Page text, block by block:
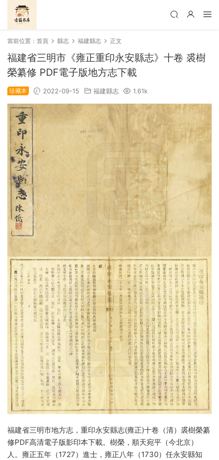
當前位置： 首頁 縣志 福建縣志 正文
福建省三明市《雍正重印永安縣志》十卷 裘樹
榮纂修 PDF電子版地方志下載
珍藏本 2022-09-15 福建縣志 1.61k
福建省三明市地方志，重印永安縣志(雍正)十卷（清）裘樹榮纂
修PDF高清電子版影印本下載。樹榮，順天宛平（今北京）
人。雍正五年（1727）進士，雍正八年（1730）任永安縣知